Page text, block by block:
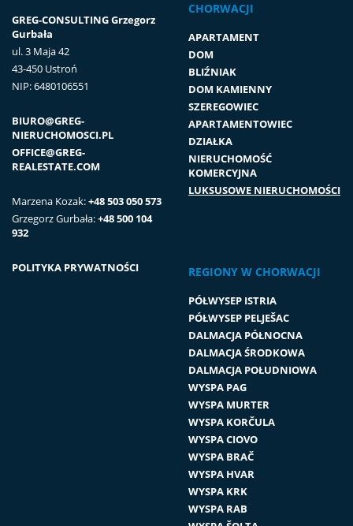
GREG-CONSULTING Grzegorz
Gurbała
ul. 3 Maja 42
43-450 Ustroń
NIP: 6480106551
BIURO@GREG-
NIERUCHOMOSCI.PL
OFFICE@GREG-
REALESTATE.COM
Marzena Kozak:+48 503 050 573
Grzegorz Gurbała:+48 500 104
932
POLITYKA PRYWATNOŚCI
CHORWACJI
APARTAMENT
DOM
BLIŹNIAK
DOM KAMIENNY
SZEREGOWIEC
APARTAMENTOWIEC
DZIAŁKA
NIERUCHOMOŚĆ
KOMERCYJNA
LUKSUSOWE NIERUCHOMOŚCI
REGIONY W CHORWACJI
PÓŁWYSEP ISTRIA
PÓŁWYSEP PELJEŠAC
DALMACJA PÓŁNOCNA
DALMACJA ŚRODKOWA
DALMACJA POŁUDNIOWA
WYSPA PAG
WYSPA MURTER
WYSPA KORČULA
WYSPA CIOVO
WYSPA BRAČ
WYSPA HVAR
WYSPA KRK
WYSPA RAB